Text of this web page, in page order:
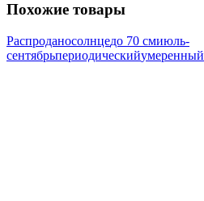
Похожие товары
Распроданосолнцедо 70 смиюль-
сентябрьпериодическийумеренный